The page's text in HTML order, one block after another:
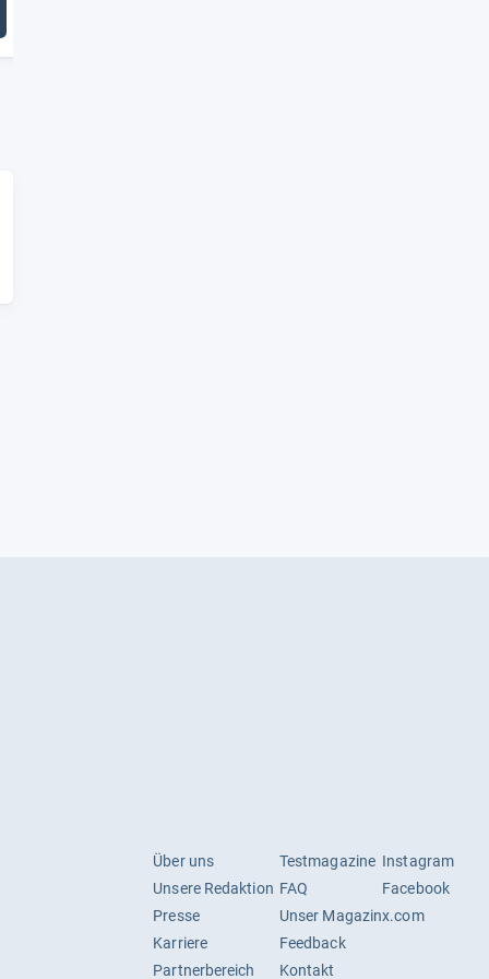
Über uns
Unsere Redaktion
Presse
Karriere
Partnerbereich
Testmagazine
FAQ
Unser Magazin
Feedback
Kontakt
Instagram
Facebook
x.com